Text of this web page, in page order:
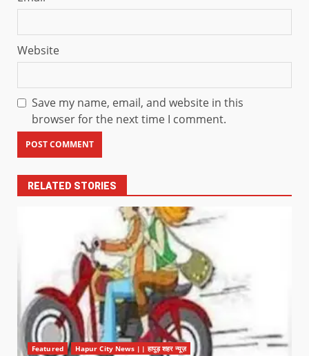
Website
Save my name, email, and website in this
browser for the next time I comment.
RELATED STORIES
Featured Hapur City News || हापुड़ शहर न्यूज़